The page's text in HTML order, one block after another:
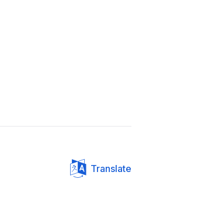
Translate